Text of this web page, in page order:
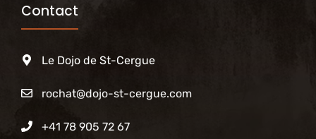
Contact
Le Dojo de St-Cergue
rochat@dojo-st-cergue.com
+41 78 905 72 67